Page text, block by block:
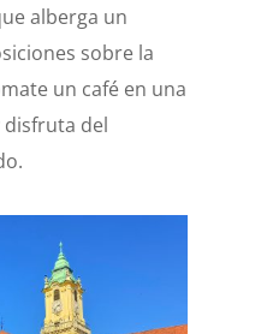
alberga un
sobre la
un café en una
disfruta del